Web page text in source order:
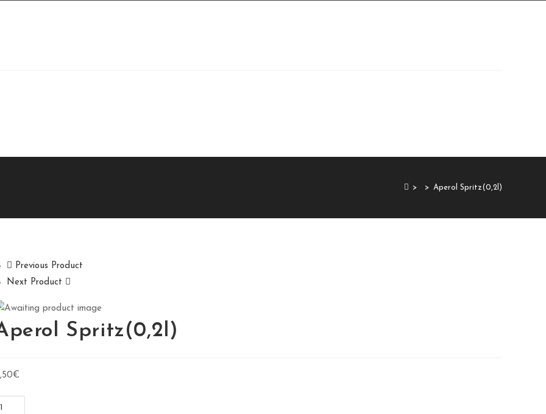
> > Aperol Spritz(0,2l)
Previous Product
Next Product
Spritz(0,2l)
€